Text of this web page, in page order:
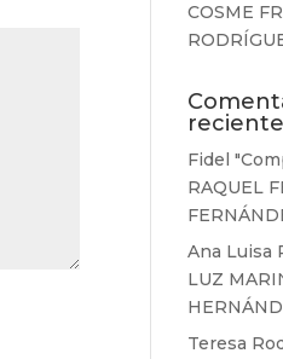
COSME
Fidel
RAQUEL
Ana Luisa
LUZ
Teresa